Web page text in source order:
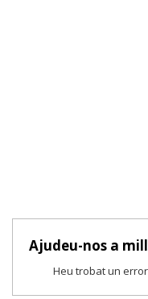
Ajudeu-nos a
Heu trobat un